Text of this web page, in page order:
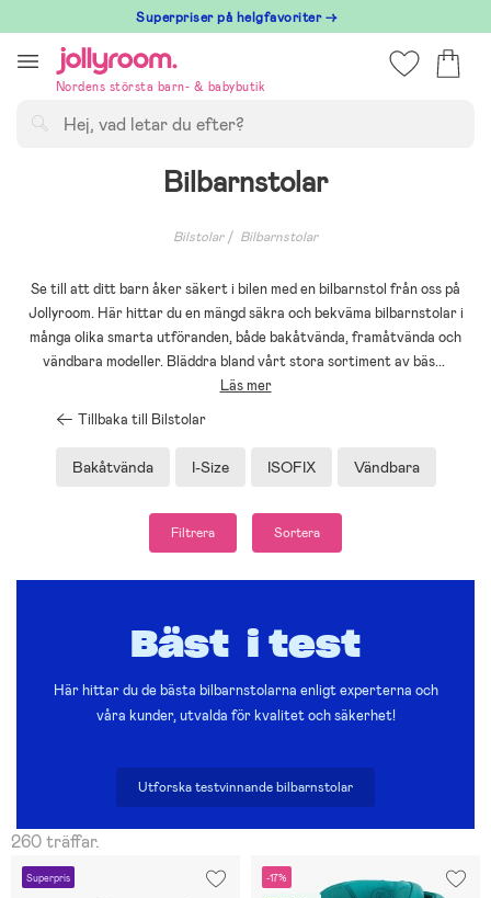
till
innehållet
Superpriser på helgfavoriter →
Nordens största barn- & babybutik
Bilbarnstolar
Bilstolar Bilbarnstolar
Se till att ditt barn åker säkert i bilen med en bilbarnstol från oss på
Jollyroom. Här hittar du en mängd säkra och bekväma bilbarnstolar i
många olika smarta utföranden, både bakåtvända, framåtvända och
vändbara modeller. Bläddra bland vårt stora sortiment av bäs...
Läs mer
Tillbaka till Bilstolar
Bakåtvända I-Size ISOFIX Vändbara
Filtrera Sortera
Bäst i test
Här hittar du de bästa bilbarnstolarna enligt experterna och
våra kunder, utvalda för kvalitet och säkerhet!
Utforska testvinnande bilbarnstolar
260 träffar.
Superpris -17%